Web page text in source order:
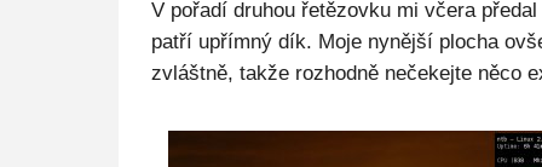
V pořadí druhou řetězovku mi včera
patří upřímný dík. Moje nynější plocha
zvláštně, takže rozhodně nečekejte něco